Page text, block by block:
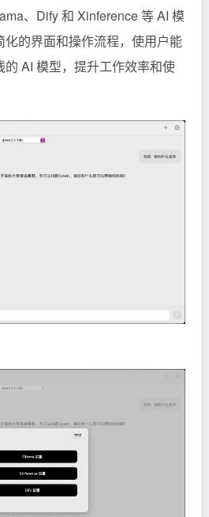
、Dify 和 Xinference等 AI 模
的界面和操作流程，使用户能
AI 模型，提升工作效率和使